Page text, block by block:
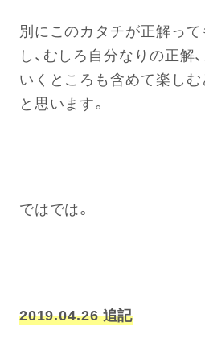
別にこのカタチが正解っ
し、むしろ自分なりの正解
いくところも含めて楽し
と思います。
ではでは。
2019.04.26 追記